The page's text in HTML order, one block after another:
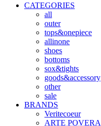
CATEGORIES
all
outer
tops&onepiece
allinone
shoes
bottoms
sox&tights
goods&accessory
other
sale
BRANDS
Veritecoeur
ARTE POVERA